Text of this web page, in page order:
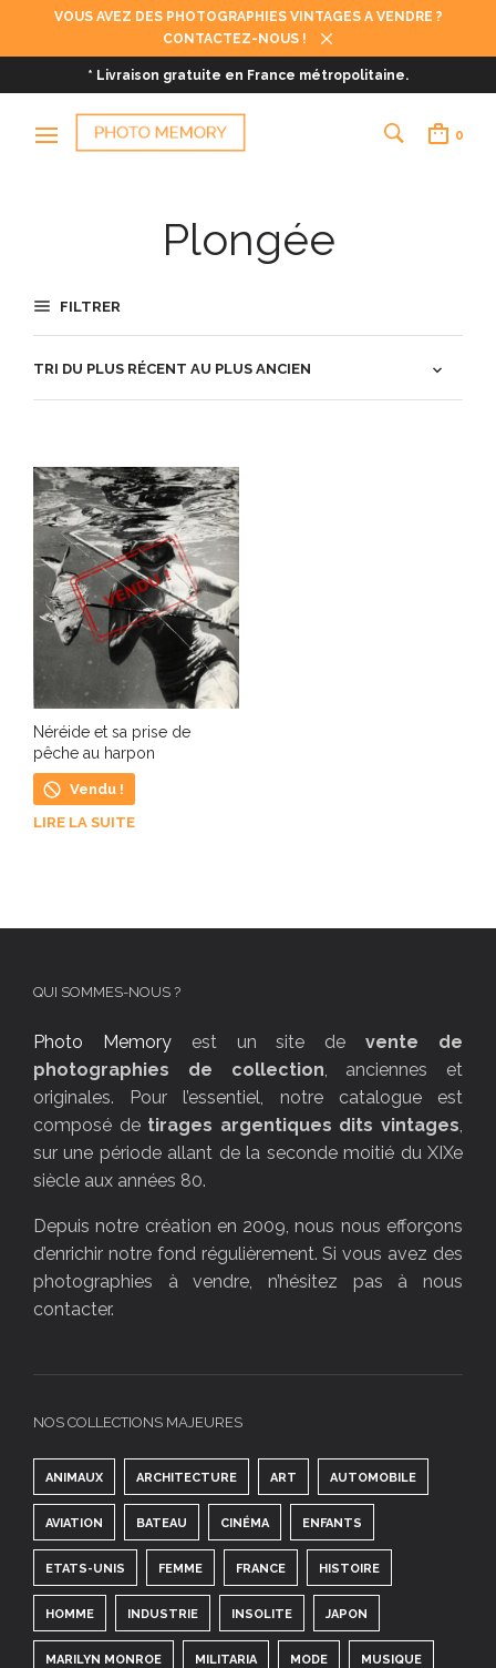
VOUS AVEZ DES PHOTOGRAPHIES VINTAGES A VENDRE ?
CONTACTEZ-NOUS !
* Livraison gratuite en France métropolitaine.
0
Plongée
FILTRER
Néréide et sa prise de
pêche au harpon
Vendu !
LIRE LA SUITE
QUI SOMMES-NOUS ?
Photo Memoryest un site devente de
photographies de collection, anciennes et
originales. Pour l’essentiel, notre catalogue est
composé de tirages argentiques dits vintages,
sur une période allant de la seconde moitié du XIXe
siècle aux années 80.
Depuis notre création en 2009, nous nous efforçons
d’enrichir notre fond régulièrement. Si vous avez des
photographies à vendre, n’hésitez pas à nous
contacter.
NOS COLLECTIONS MAJEURES
ANIMAUX ARCHITECTURE ART AUTOMOBILE
AVIATION BATEAU CINÉMA ENFANTS
ETATS-UNIS FEMME FRANCE HISTOIRE
HOMME INDUSTRIE INSOLITE JAPON
MARILYN MONROE MILITARIA MODE MUSIQUE